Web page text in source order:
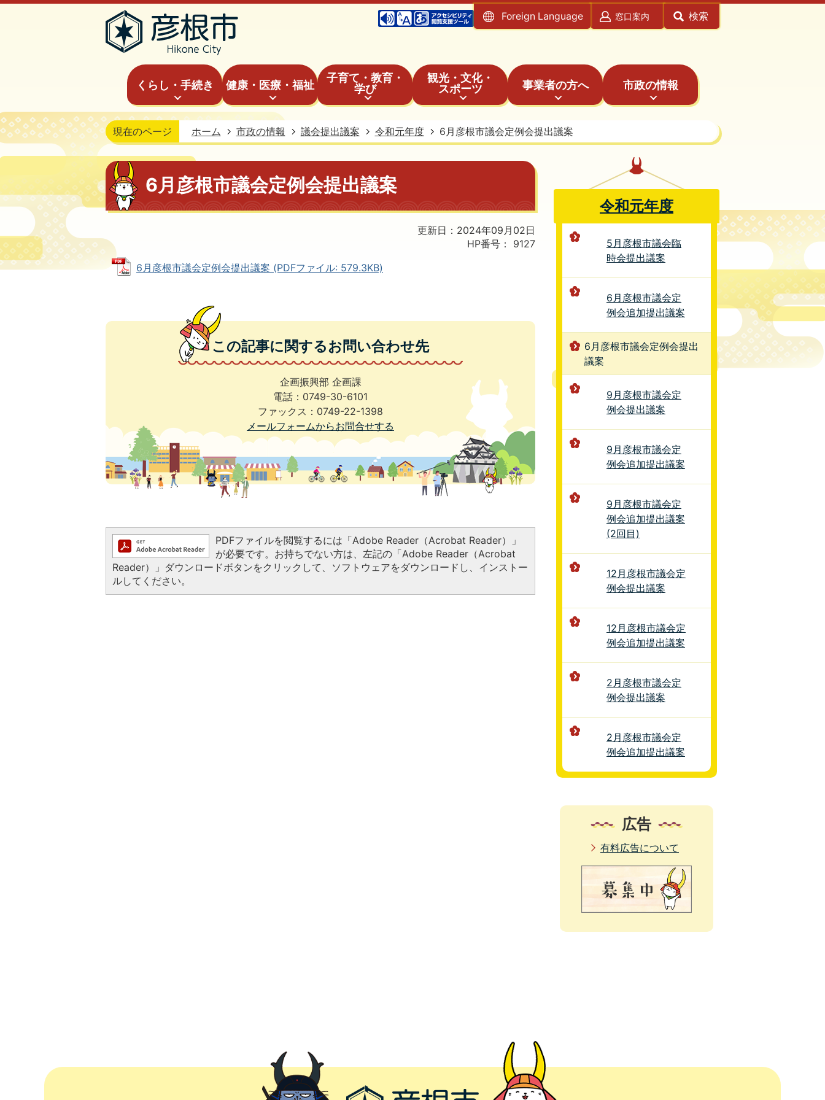
Foreign Language 窓口案内 検索
くらし・手続き 健康・医療・福祉
子育て・教育・
学び
観光・文化・
スポーツ
事業者の方へ 市政の情報
現在のページ ホーム 市政の情報 議会提出議案 令和元年度 6月彦根市議会定例会提出議案
6月彦根市議会定例会提出議案
更新日：2024年09月02日
HP番号：
9127
6月彦根市議会定例会提出議案 (PDFファイル: 579.3KB)
この記事に関するお問い合わせ先
企画振興部 企画課
電話：0749-30-6101
ファックス：0749-22-1398
メールフォームからお問合せする
PDFファイルを閲覧するには「Adobe Reader（Acrobat Reader）」
が必要です。お持ちでない方は、左記の「Adobe Reader（Acrobat
Reader）」ダウンロードボタンをクリックして、ソフトウェアをダウンロードし、インストー
ルしてください。
令和元年度
5月彦根市議会臨
時会提出議案
6月彦根市議会定
例会追加提出議案
6月彦根市議会定例会提出
議案
9月彦根市議会定
例会提出議案
9月彦根市議会定
例会追加提出議案
9月彦根市議会定
例会追加提出議案
(2回目)
12月彦根市議会定
例会提出議案
12月彦根市議会定
例会追加提出議案
2月彦根市議会定
例会提出議案
2月彦根市議会定
例会追加提出議案
広告
有料広告について